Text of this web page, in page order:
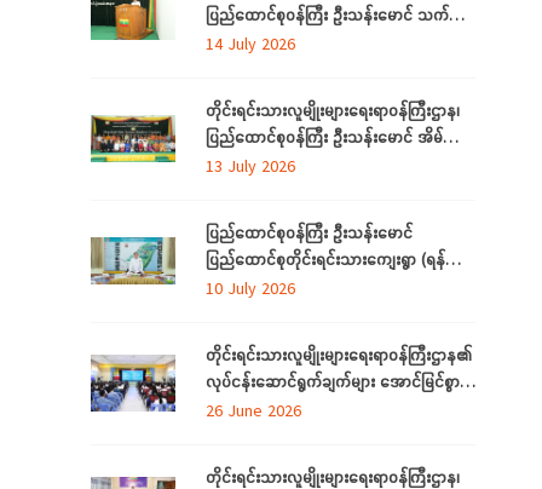
ပြည်ထောင်စုဝန်ကြီး ဦးသန်းမောင် သက်မွေး
ပညာသင်တန်းများ သင်တန်းဆင်းပွဲ
14 July 2026
တိုင်းရင်းသားလူမျိုးများရေးရာဝန်ကြီးဌာန၊
ပြည်ထောင်စုဝန်ကြီး ဦးသန်းမောင် အိမ်သုံး
ဆိုလာများ လွှဲပြောင်းထောက်ပံ့ပေးခြင်း
13 July 2026
ပြည်ထောင်စုဝန်ကြီး ဦးသန်းမောင်
ပြည်ထောင်စုတိုင်းရင်းသားကျေးရွာ (ရန်ကုန်)
အဆင့်မြှင့်တင်လုပ်ငန်းဆောင်ရွက်မှုများအား
10 July 2026
တိုင်းရင်းသားလူမျိုးများရေးရာဝန်ကြီးဌာန၏
လုပ်ငန်းဆောင်ရွက်ချက်များ အောင်မြင်စွာ
အကောင်အထည်ဖော်နိုင်ရေးအတွက်
26 June 2026
တိုင်းရင်းသားလူမျိုးများရေးရာဝန်ကြီးဌာန၊